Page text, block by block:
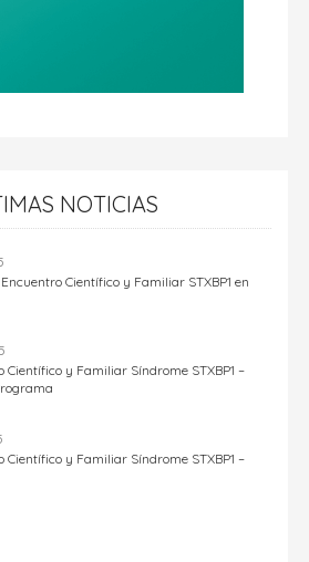
NOTICIAS
Científico y Familiar STXBP1 en
Científico y Familiar Síndrome STXBP1 –
Científico y Familiar Síndrome STXBP1 –